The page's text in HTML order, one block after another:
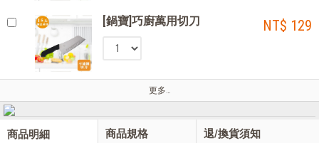
[鍋寶]巧廚萬用切刀 NT$ 129
更多…
商品明細 商品規格 退/換貨須知